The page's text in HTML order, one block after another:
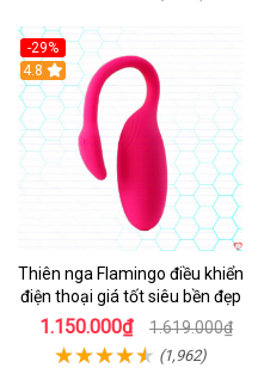
-29%
Hot
4.8
Thiên nga Flamingo điều khiển
điện thoại giá tốt siêu bền đẹp
1.150.000₫ 1.619.000₫
(1,962)